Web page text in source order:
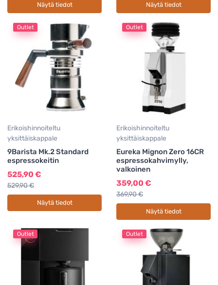
Näytä tiedot Näytä tiedot
Outlet
Erikoishinnoiteltu
yksittäiskappale
9Barista Mk.2 Standard
espressokeitin
525,90 €
529,90 €
Näytä tiedot
Outlet
Erikoishinnoiteltu
yksittäiskappale
Eureka Mignon Zero 16CR
espressokahvimylly,
valkoinen
359,00 €
369,90 €
Näytä tiedot
Outlet Outlet